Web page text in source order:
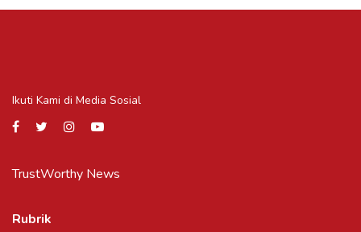
Ikuti Kami di Media Sosial
TrustWorthy News
Rubrik